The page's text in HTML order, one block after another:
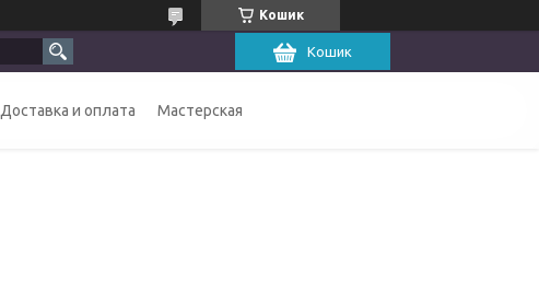
Кошик
Кошик
Доставка и оплата Мастерская